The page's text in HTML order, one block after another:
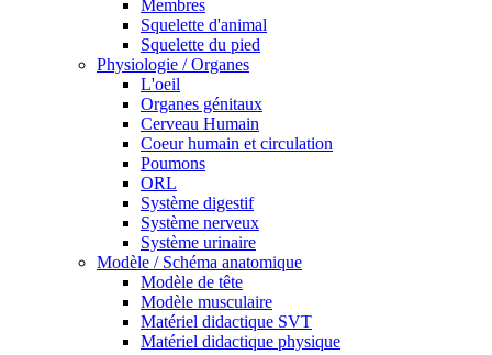
Membres
Squelette d'animal
Squelette du pied
Physiologie / Organes
L'oeil
Organes génitaux
Cerveau Humain
Coeur humain et circulation
Poumons
ORL
Système digestif
Système nerveux
Système urinaire
Modèle / Schéma anatomique
Modèle de tête
Modèle musculaire
Matériel didactique SVT
Matériel didactique physique